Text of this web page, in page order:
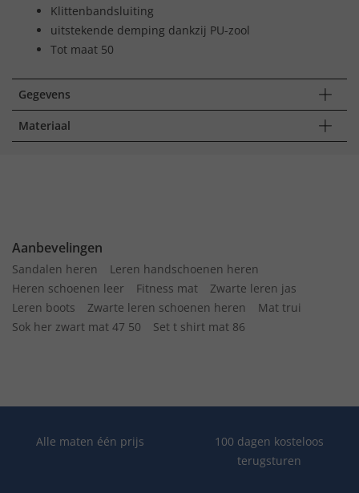
Klittenbandsluiting
uitstekende demping dankzij PU-zool
Tot maat 50
Gegevens
Materiaal
Aanbevelingen
Sandalen heren
Leren handschoenen heren
Heren schoenen leer
Fitness mat
Zwarte leren jas
Leren boots
Zwarte leren schoenen heren
Mat trui
Sok her zwart mat 47 50
Set t shirt mat 86
Alle maten één prijs
100 dagen kosteloos
terugsturen